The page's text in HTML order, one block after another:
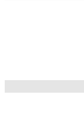
טיולי ג'יפים
ימי בחופי